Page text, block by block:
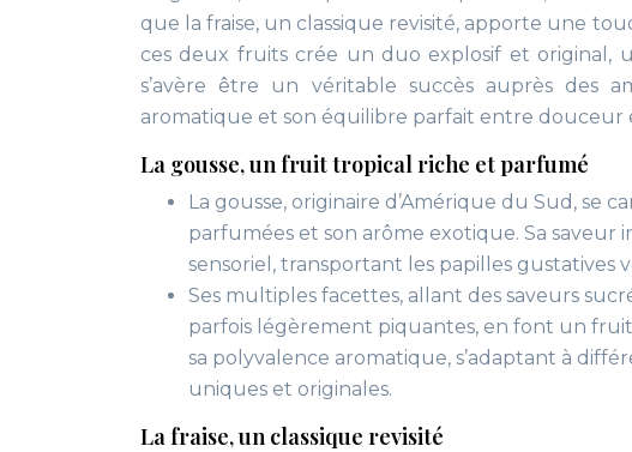
que la fraise, un classique revisité, apporte une
ces deux fruits crée un duo explosif et original,
s’avère être un véritable succès auprès des
aromatique et son équilibre parfait entre douceur
La gousse, un fruit tropical riche et parfumé
La gousse, originaire d’Amérique du Sud, se
parfumées et son arôme exotique. Sa
sensoriel, transportant les papilles gustatives
Ses multiples facettes, allant des saveurs
parfois légèrement piquantes, en font un
sa polyvalence aromatique, s’adaptant à
uniques et originales.
La fraise, un classique revisité